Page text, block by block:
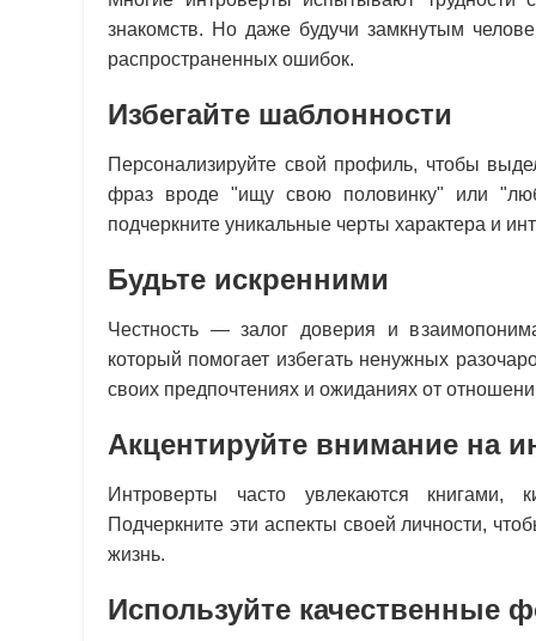
знакомств. Но даже будучи замкнутым
распространенных ошибок.
Избегайте шаблонности
Персонализируйте свой профиль, чтобы
фраз вроде "ищу свою половинку" или
подчеркните уникальные черты характера и
Будьте искренними
Честность — залог доверия и
который помогает избегать ненужных
своих предпочтениях и ожиданиях от
Акцентируйте внимание на
Интроверты часто увлекаются книгами,
Подчеркните эти аспекты своей личности,
жизнь.
Используйте качественные